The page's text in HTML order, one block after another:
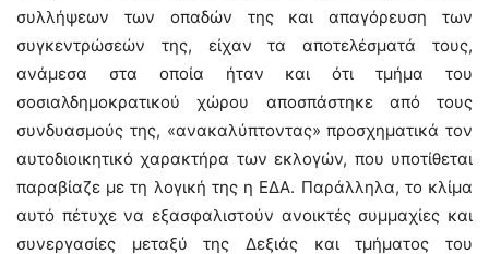
συλλήψεων των οπαδών της και απαγόρευση των
συγκεντρώσεών της, είχαν τα αποτελέσματά τους,
ανάμεσα στα οποία ήταν και ότι τμήμα του
σοσιαλδημοκρατικού χώρου αποσπάστηκε από τους
συνδυασμούς της, «ανακαλύπτοντας» προσχηματικά τον
αυτοδιοικητικό χαρακτήρα των εκλογών, που υποτίθεται
παραβίαζε με τη λογική της η ΕΔΑ. Παράλληλα, το κλίμα
αυτό πέτυχε να εξασφαλιστούν ανοικτές συμμαχίες και
συνεργασίες μεταξύ της Δεξιάς και τμήματος του